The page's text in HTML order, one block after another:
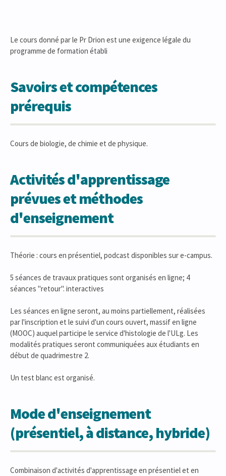
Le cours donné par le Pr Drion est une exigence légale du
programme de formation établi
Savoirs et compétences
prérequis
Cours de biologie, de chimie et de physique.
Activités d'apprentissage
prévues et méthodes
d'enseignement
Théorie : cours en présentiel, podcast disponibles sur e-campus.
5 séances de travaux pratiques sont organisés en ligne; 4
séances "retour". interactives
Les séances en ligne seront, au moins partiellement, réalisées
par l'inscription et le suivi d'un cours ouvert, massif en ligne
(MOOC) auquel participe le service d'histologie de l'ULg. Les
modalités pratiques seront communiquées aux étudiants en
début de quadrimestre 2.
Un test blanc est organisé.
Mode d'enseignement
(présentiel, à distance, hybride)
Combinaison d'activités d'apprentissage en présentiel et en